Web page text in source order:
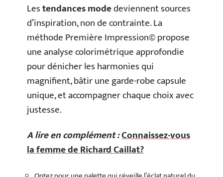
Lestendances modedeviennent sources
d’inspiration, non de contrainte. La
méthode Première Impression© propose
une analyse colorimétrique approfondie
pour dénicher les harmonies qui
magnifient, bâtir une garde-robe capsule
unique, et accompagner chaque choix avec
justesse.
A lire en complément :Connaissez-vous
la femme de Richard Caillat?